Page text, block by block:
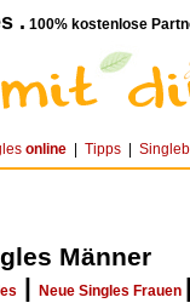
. 100% kostenlose
online Tipps
Männer
| Neue Singles Frauen